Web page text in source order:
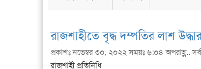
রাজশাহীতে বৃদ্ধ দম্পতির লাশ
প্রকাশঃ নভেম্বর ৩০, ২০২২ সময়ঃ ৬:০৪ অপরাহ্ণ..
রাজশাহী প্রতিনিধি